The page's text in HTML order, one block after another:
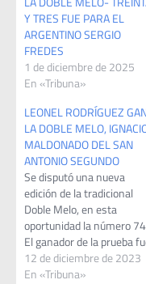
Y TRES FUE PARA EL
ARGENTINO SERGIO
FREDES
1 de diciembre de 2025
En «Tribuna»
LEONEL RODRÍGUEZ
LA DOBLE MELO,
MALDONADO DEL SAN
ANTONIO SEGUNDO
Se disputó una nueva
edición de la tradicional
Doble Melo, en esta
oportunidad la número
El ganador de la prueba
Leonel Rodríguez del Cerro
Largo.La presentación de
12 de diciembre de 2023
En «Tribuna»